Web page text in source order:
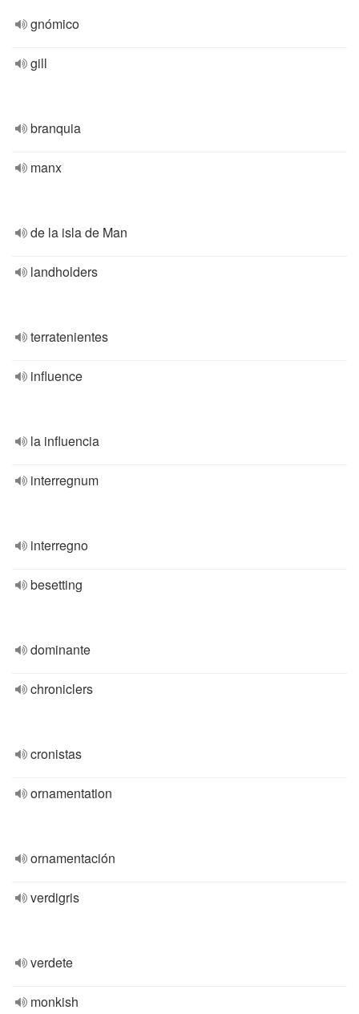
gnómico
gill
branquia
manx
de la isla de Man
landholders
terratenientes
influence
la influencia
interregnum
interregno
besetting
dominante
chroniclers
cronistas
ornamentation
ornamentación
verdigris
verdete
monkish